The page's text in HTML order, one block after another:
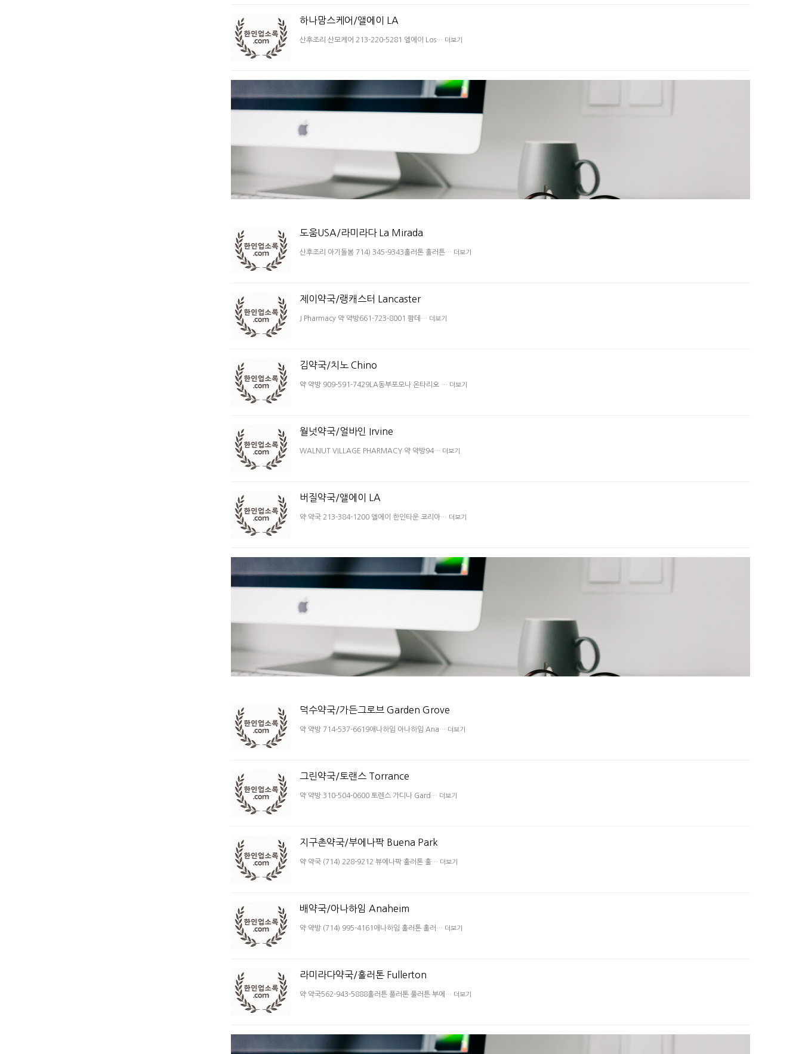
하나맘스케어/앨에이 LA
산후조리 산모케어 213-220-5281 엘에이 Los… 더보기
도움USA/라미라다 La Mirada
산후조리 아기돌봄 714) 345-9343훌러톤 훌러튼… 더보기
제이약국/랭캐스터 Lancaster
J Pharmacy 약 약방661-723-8001 팜데… 더보기
김약국/치노 Chino
약 약방 909-591-7429LA동부포모나 온타리오 … 더보기
월넛약국/얼바인 Irvine
WALNUT VILLAGE PHARMACY 약 약방94… 더보기
버질약국/앨에이 LA
약 약국 213-384-1200 엘에이 한인타운 코리아… 더보기
덕수약국/가든그로브 Garden Grove
약 약방 714-537-6619애나하임 아나하임 Ana… 더보기
그린약국/토랜스 Torrance
약 약방 310-504-0600 토렌스 가디나 Gard… 더보기
지구촌약국/부에나팍 Buena Park
약 약국 (714) 228-9212 뷰에나팍 훌러톤 훌… 더보기
배약국/아나하임 Anaheim
약 약방 (714) 995-4161애나하임 훌러톤 훌러… 더보기
라미라다약국/훌러톤 Fullerton
약 약국562-943-5888훌러튼 풀러톤 풀러튼 부에… 더보기